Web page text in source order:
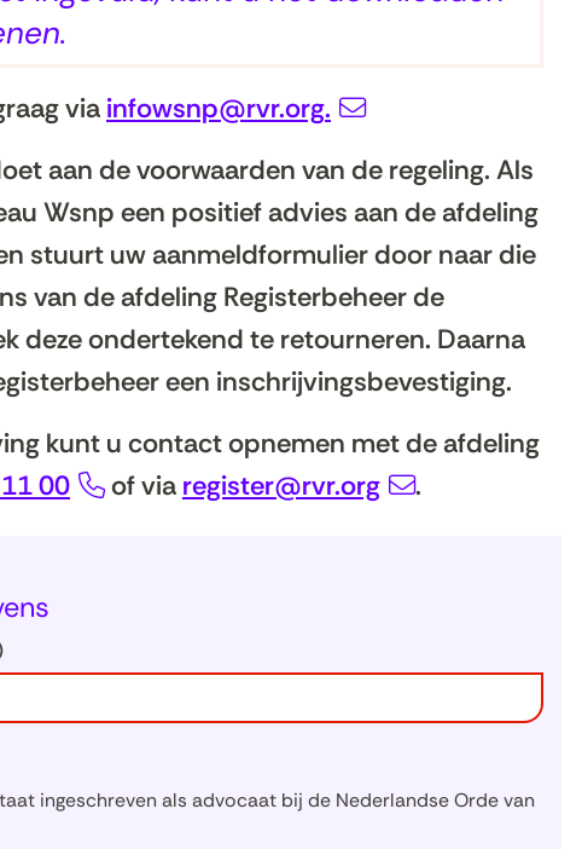
via infowsnp@rvr.org.
aan de voorwaarden van de regeling. Als
Wsnp een positief advies aan de afdeling
stuurt uw aanmeldformulier door naar die
van de afdeling Registerbeheer de
deze ondertekend te retourneren. Daarna
een inschrijvingsbevestiging.
kunt u contact opnemen met de afdeling
00 of via register@rvr.org .
ingeschreven als advocaat bij de Nederlandse Orde van